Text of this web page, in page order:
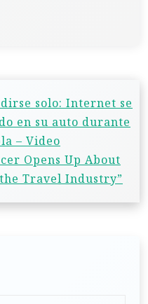
solo: Internet se
en su auto durante
– Video
Opens Up About
Travel Industry”